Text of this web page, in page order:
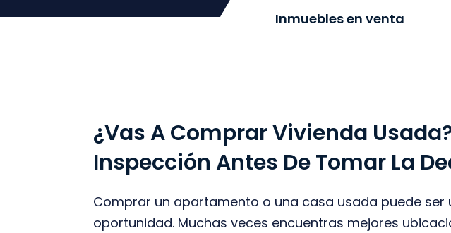
Inmuebles en venta
¿Vas A Comprar Vivienda
Inspección Antes De Tomar La
Comprar un apartamento o una casa usada puede ser
oportunidad. Muchas veces encuentras mejores